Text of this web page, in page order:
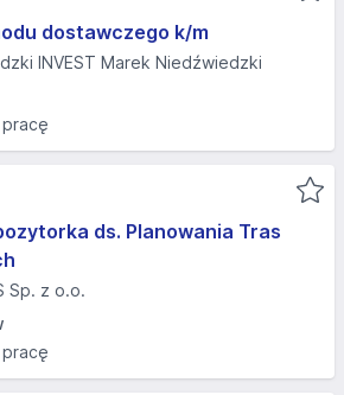
dostawczego k/m
INVEST Marek Niedźwiedzki
ds. Planowania Tras
Sp. z o.o.